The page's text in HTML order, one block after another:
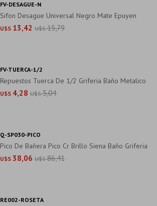
Sifon Desague Universal Negro Mate Epuyen
U$S 13,42 U$S 15,79
FV-DESAGUE-N
Repuestos Tuerca De 1/2 Griferia Baño Metalico
U$S 4,28 U$S 5,04
FV-TUERCA-1/2
Pico De Bañera Pico Cr Brillo Siena Baño Griferia
U$S 38,06 U$S 86,41
Q-SP030-PICO
RE002-ROSETA